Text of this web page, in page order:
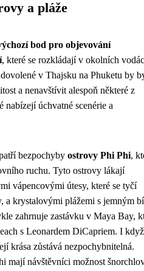
a pláže
bod pro objevování
, které se rozkládají v okolních
v Thajsku na Phuketu by
a nenavštívit alespoň některé z
úchvatné scenérie a
bezpochyby ostrovy Phi Phi,
ruchu. Tyto ostrovy lákají
vápencovými útesy, které se tyčí
a krystalovými plážemi s jemným
zahrnuje zastávku v Maya Bay,
s Leonardem DiCapriem. I
krása zůstává nezpochybnitelná.
mají návštěvníci možnost